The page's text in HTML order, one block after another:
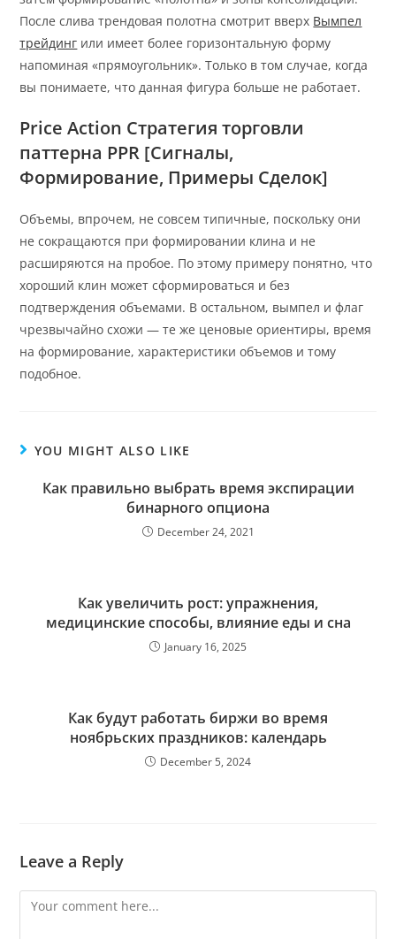
После слива трендовая полотна смотрит вверх Вымпел
трейдинг или имеет более горизонтальную форму
напоминая «прямоугольник». Только в том случае, когда
вы понимаете, что данная фигура больше не работает.
Price Action Стратегия торговли
паттерна PPR [Сигналы,
Формирование, Примеры Сделок]
Объемы, впрочем, не совсем типичные, поскольку они
не сокращаются при формировании клина и не
расширяются на пробое. По этому примеру понятно, что
хороший клин может сформироваться и без
подтверждения объемами. В остальном, вымпел и флаг
чрезвычайно схожи — те же ценовые ориентиры, время
на формирование, характеристики объемов и тому
подобное.
YOU MIGHT ALSO LIKE
Как правильно выбрать время экспирации
бинарного опциона
December 24, 2021
Как увеличить рост: упражнения,
медицинские способы, влияние еды и сна
January 16, 2025
Как будут работать биржи во время
ноябрьских праздников: календарь
December 5, 2024
Leave a Reply